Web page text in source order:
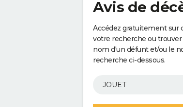
Avis de
Accédez gratuitement sur
votre recherche ou
nom d'un défunt et/ou le
recherche ci-dessous.